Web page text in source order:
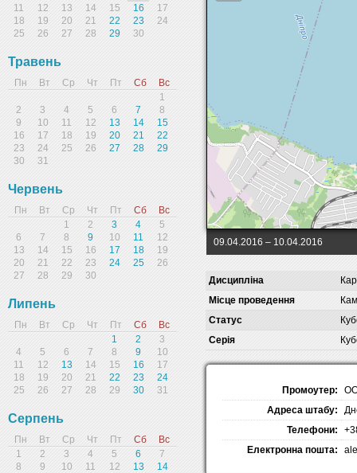
11
12 13 14 15 16
17
18
19 20 21 22 23
24
25
26 27 28 29 30
Травень
Пн Вт Ср Чт Пт Сб
Вс
1
2
3 4 5 6 7
8
9
10 11 12 13 14
15
16
17 18 19 20 21
22
23
24 25 26 27 28
29
30
31
Червень
Пн Вт Ср Чт Пт Сб
Вс
1
2 3 4
5
6
7 8 9 10 11
12
13
14 15 16 17 18
19
20
21 22 23 24 25
26
27
28 29 30
Липень
Пн Вт Ср Чт Пт Сб
Вс
1
2
3
4
5 6 7 8 9
10
11
12 13 14 15 16
17
18
19 20 21 22 23
24
25
26 27 28 29 30 31
Серпень
Пн Вт Ср Чт Пт Сб
Вс
1
2 3 4 5 6
7
8
9 10 11 12 13
14
09.04.2016 – 10.04.2016
Дисципліна
Місце проведення
Статус
Серія
Промоутер:
ОО
Адреса штабу:
Телефони:
Електронна пошта: